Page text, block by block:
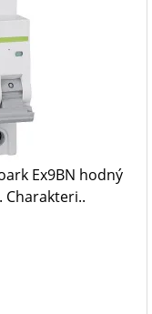
Ex9BN hodný